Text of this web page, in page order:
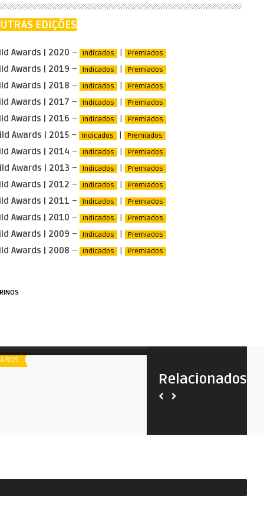
EDIÇÕES
Awards | 2020 – Indicados | Premiados
Awards | 2019 – Indicados | Premiados
Awards | 2018 – Indicados | Premiados
Awards | 2017 – Indicados | Premiados
Awards | 2016 – Indicados | Premiados
Awards | 2015 – Indicados | Premiados
Awards | 2014 – Indicados | Premiados
Awards | 2013 – Indicados | Premiados
Awards | 2012 – Indicados | Premiados
Awards | 2011 – Indicados | Premiados
Awards | 2010 – Indicados | Premiados
Awards | 2009 – Indicados | Premiados
Awards | 2008 – Indicados | Premiados
Relacionados
Spoiler